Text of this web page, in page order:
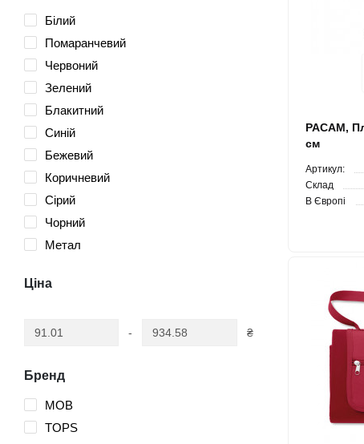
Білий
Помаранчевий
Червоний
Зелений
Блакитний
Синій
Бежевий
Коричневий
Сірий
Чорний
Метал
Ціна
- ₴
Бренд
MOB
TOPS
PACAM,
см
Артикул:
Склад
В Європі